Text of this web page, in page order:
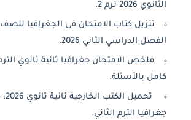
الثانوي 2026 ترم 2.
تنزيل كتاب الامتحان في الجغرافيا للصف
الفصل الدراسي الثاني 2026.
كامل بالأسئلة.
جغرافيا الترم الثاني.